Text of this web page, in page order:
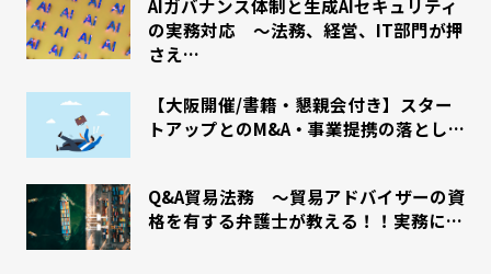
AIガバナンス体制と生成AIセキュリティ
の実務対応 〜法務、経営、IT部門が押
さえ…
【大阪開催/書籍・懇親会付き】スター
トアップとのM&A・事業提携の落とし…
Q&A貿易法務 ～貿易アドバイザーの資
格を有する弁護士が教える！！実務に…